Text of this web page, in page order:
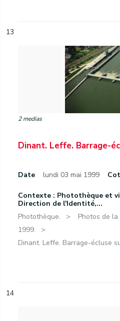
13
2 medias
Dinant. Leffe. Barrage-
Date lundi 03 mai 1999
Contexte : Photothèque et
Direction de l'Identité,...
Photothèque.
Photos de
1999.
Dinant. Leffe. Barrage-écluse
14